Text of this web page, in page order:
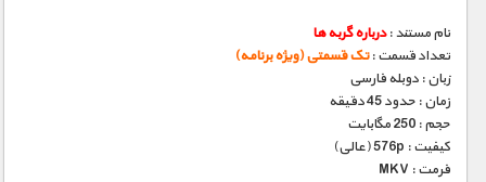
نام مستند :درباره گربه ها
تعداد قسمت :تک قسمتی (ویژه برنامه)
زبان : دوبله فارسی
زمان : حدود 45 دقیقه
حجم : 250 مگابایت
کیفیت : 576p (عالی)
فرمت : MKV